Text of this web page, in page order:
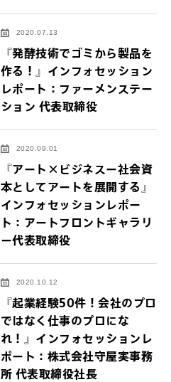
2020.07.13
『発酵技術でゴミから製品を
作る！』インフォセッション
レポート：ファーメンステー
ション 代表取締役
2020.09.01
『アート×ビジネスー社会資
本としてアートを展開する』
インフォセッションレポー
ト：アートフロントギャラリ
ー代表取締役
2020.10.12
『起業経験50件！会社のプロ
ではなく仕事のプロにな
れ！』インフォセッションレ
ポート：株式会社守屋実事務
所 代表取締役社長